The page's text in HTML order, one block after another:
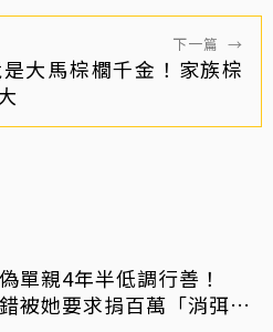
下一篇 →
大馬棕櫚千金！家族棕
單親4年半低調行善！
被她要求捐百萬「消弭不